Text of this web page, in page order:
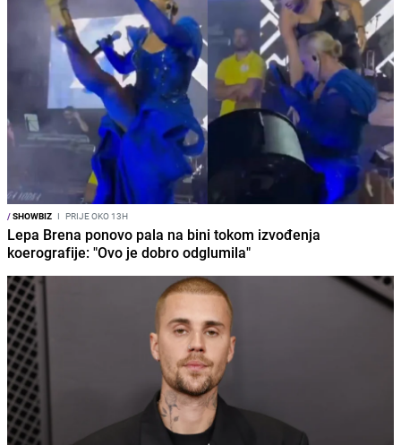
/SHOWBIZ I PRIJE OKO 13H
Lepa Brena ponovo pala na bini tokom izvođenja
koerografije: "Ovo je dobro odglumila"